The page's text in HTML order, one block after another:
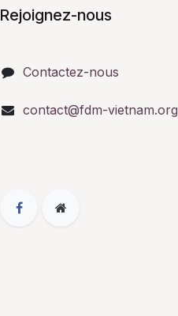
Rejoignez-nous
Contactez-nous
contact@fdm-vietnam.org